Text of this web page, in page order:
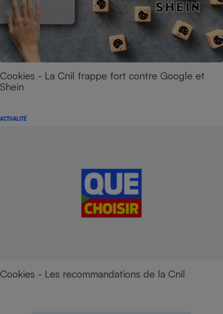
Cookies - La Cnil frappe fort contre Google et
Shein
ACTUALITÉ
Cookies - Les recommandations de la Cnil